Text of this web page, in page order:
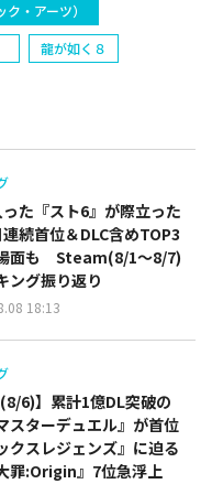
・アーツ）
龍が如く８
た『スト6』が際立った
続首位＆DLC含めTOP3
面も Steam(8/1～8/7)
ング振り返り
18:13
6)】累計1億DL突破の
スターデュエル』が首位
クスレジェンズ』に迫る
罪:Origin』7位急浮上